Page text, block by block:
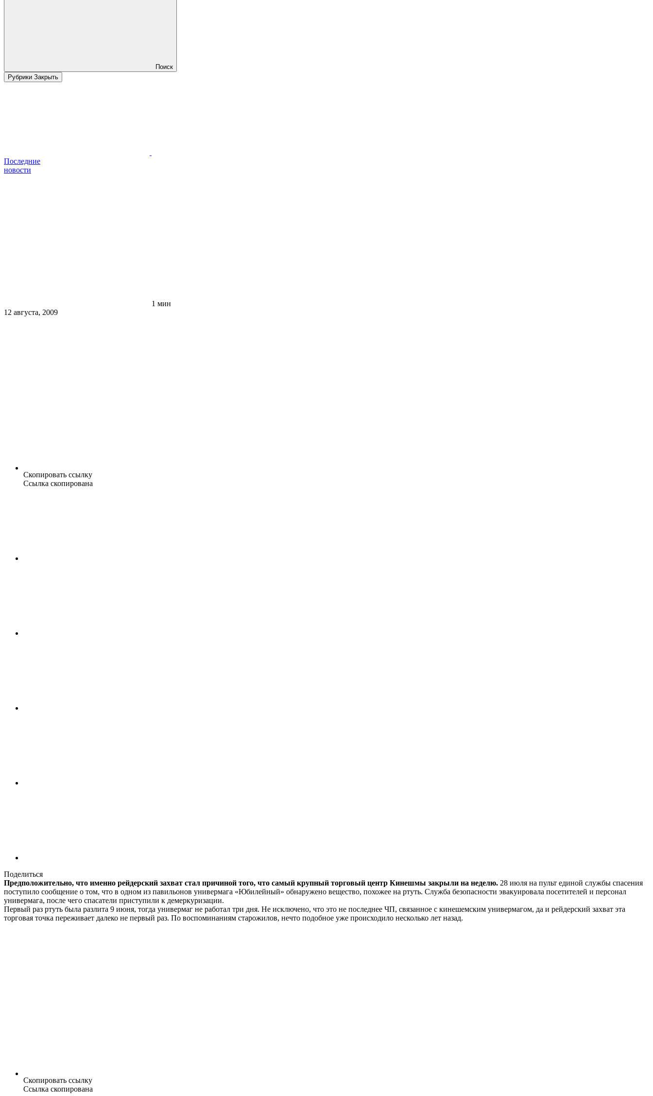
Поиск
Рубрики Закрыть
Последние
новости
1 мин
12 августа, 2009
Скопировать ссылку
Ссылка скопирована
Поделиться
Предположительно, что именно рейдерский захват стал причиной того, что самый крупный торговый центр Кинешмы закрыли на неделю. 28 июля на пульт единой службы спасения
поступило сообщение о том, что в одном из павильонов универмага «Юбилейный» обнаружено вещество, похожее на ртуть. Служба безопасности эвакуировала посетителей и персонал
универмага, после чего спасатели приступили к демеркуризации.
Первый раз ртуть была разлита 9 июня, тогда универмаг не работал три дня. Не исключено, что это не последнее ЧП, связанное с кинешемским универмагом, да и рейдерский захват эта
торговая точка переживает далеко не первый раз. По воспоминаниям старожилов, нечто подобное уже происходило несколько лет назад.
Скопировать ссылку
Ссылка скопирована